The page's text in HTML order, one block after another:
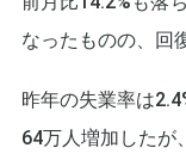
なったものの、回
昨年の失業率は
64万人増加したが